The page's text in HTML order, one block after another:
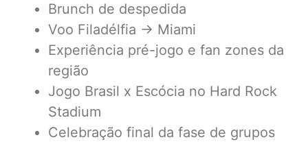
Brunch de despedida
Voo Filadélfia → Miami
Experiência pré-jogo e fan zones da
região
Jogo Brasil x Escócia no Hard Rock
Stadium
Celebração final da fase de grupos